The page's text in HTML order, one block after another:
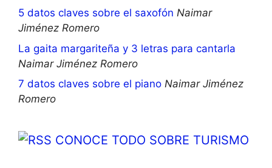
5 datos claves sobre el saxofón Naimar
Jiménez Romero
La gaita margariteña y 3 letras para cantarla
Naimar Jiménez Romero
7 datos claves sobre el piano Naimar Jiménez
Romero
CONOCE TODO SOBRE TURISMO